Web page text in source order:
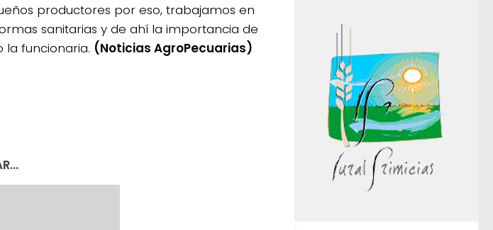
productores por eso, trabajamos en
sanitarias y de ahí la importancia de
la funcionaria. (Noticias AgroPecuarias)